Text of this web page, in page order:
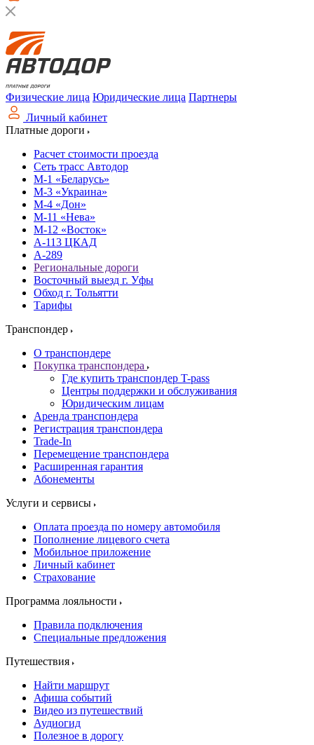
Физические лица Юридические лица Партнеры
Личный кабинет
Платные дороги
Расчет стоимости проезда
Сеть трасс Автодор
М-1 «Беларусь»
М-3 «Украина»
М-4 «Дон»
М-11 «Нева»
М-12 «Восток»
А-113 ЦКАД
А-289
Региональные дороги
Восточный выезд г. Уфы
Обход г. Тольятти
Тарифы
Транспондер
О транспондере
Покупка транспондера
Где купить транспондер T-pass
Центры поддержки и обслуживания
Юридическим лицам
Аренда транспондера
Регистрация транспондера
Trade-In
Перемещение транспондера
Расширенная гарантия
Абонементы
Услуги и сервисы
Оплата проезда по номеру автомобиля
Пополнение лицевого счета
Мобильное приложение
Личный кабинет
Страхование
Программа лояльности
Правила подключения
Специальные предложения
Путешествия
Найти маршрут
Афиша событий
Видео из путешествий
Аудиогид
Полезное в дорогу